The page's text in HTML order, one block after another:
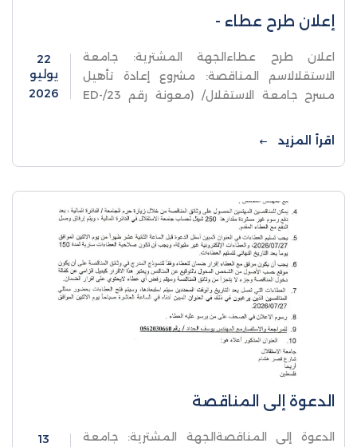
إعلان طرح عطاء -
اعلان طرح عطاءالجهة المشترية: جامعة
الاستقلالاسم المناقصة: مشروع إعادة تأهيل
مسرح جامعة الاستقلال/ (معونة رقم 23/ED-
22
يوليو
2026
اقرأ المزيد
الدعوة إلى المناقصة
الدعوة إلى المناقصةالجهة المشترية: جامعة
13